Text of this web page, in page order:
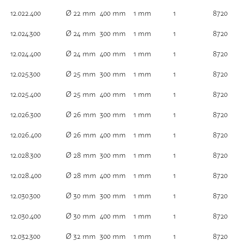
12.022.400
Ø 22 mm 400 mm 1 mm 1
12.024.300
Ø 24 mm 300 mm 1 mm 1
12.024.400
Ø 24 mm 400 mm 1 mm 1
12.025.300
Ø 25 mm 300 mm 1 mm 1
12.025.400
Ø 25 mm 400 mm 1 mm 1
12.026.300
Ø 26 mm 300 mm 1 mm 1
12.026.400
Ø 26 mm 400 mm 1 mm 1
12.028.300
Ø 28 mm 300 mm 1 mm 1
12.028.400
Ø 28 mm 400 mm 1 mm 1
12.030.300
Ø 30 mm 300 mm 1 mm 1
12.030.400
Ø 30 mm 400 mm 1 mm 1
12.032.300
Ø 32 mm 300 mm 1 mm 1